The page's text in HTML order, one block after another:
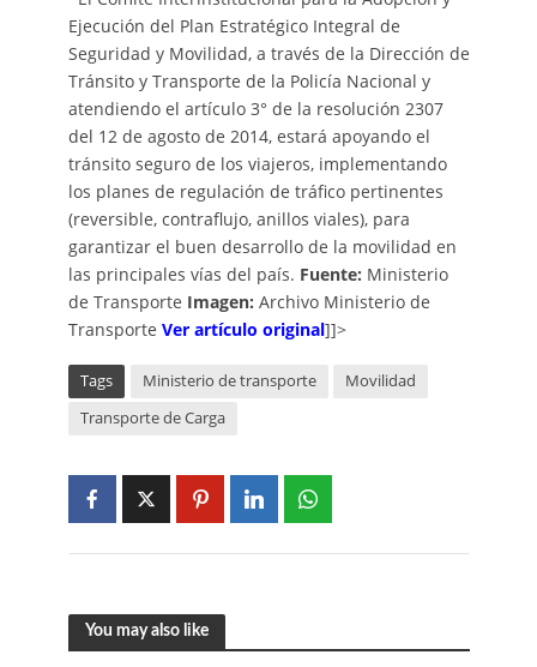
Ejecución del Plan Estratégico Integral de
Seguridad y Movilidad, a través de la Dirección de
Tránsito y Transporte de la Policía Nacional y
atendiendo el artículo 3° de la resolución 2307
del 12 de agosto de 2014, estará apoyando el
tránsito seguro de los viajeros, implementando
los planes de regulación de tráfico pertinentes
(reversible, contraflujo, anillos viales), para
garantizar el buen desarrollo de la movilidad en
las principales vías del país. Fuente: Ministerio
de Transporte Imagen: Archivo Ministerio de
Transporte Ver artículo original]]>
Tags Ministerio de transporte
Movilidad
Transporte de Carga
You may also like